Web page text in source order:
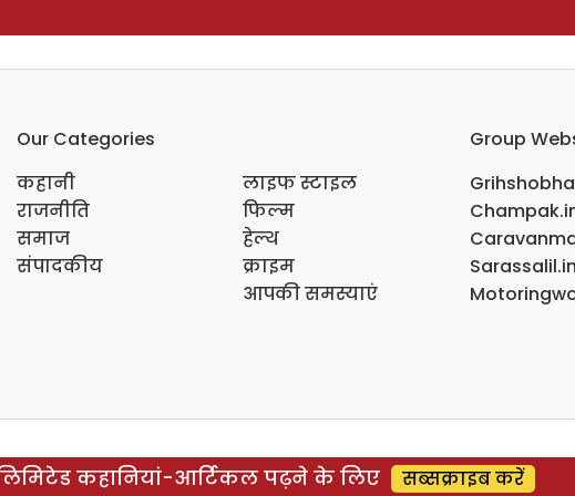
Our Categories
कहानी
राजनीति
समाज
संपादकीय
लाइफ स्टाइल
फिल्म
हेल्थ
क्राइम
आपकी समस्याएं
Group
Sarassalil.in
कहानियां-आर्टिकल पढ़ने के लिए सब्सक्राइब करें